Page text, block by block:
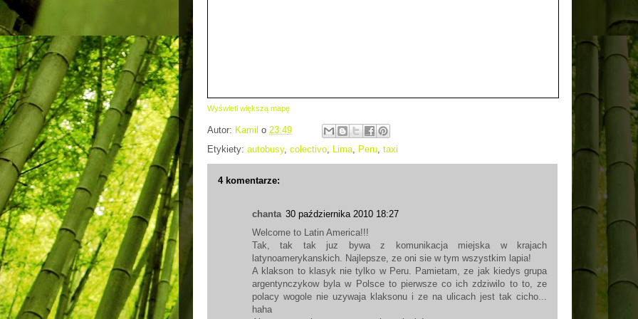
Wyświetl większą mapę
Autor: Kamil o 23:49
Etykiety: autobusy, colectivo, Lima, Peru, taxi
4 komentarze:
chanta 30 października 2010 18:27
Welcome to Latin America!!!
Tak, tak tak juz bywa z komunikacja miejska w krajach
latynoamerykanskich. Najlepsze, ze oni sie w tym wszystkim lapia!
A klakson to klasyk nie tylko w Peru. Pamietam, ze jak kiedys grupa
argentynczykow byla w Polsce to pierwsze co ich zdziwilo to to, ze
polacy wogole nie uzywaja klaksonu i ze na ulicach jest tak cicho...
haha